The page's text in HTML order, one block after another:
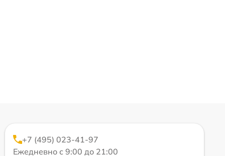
+7 (495) 023-41-97
Ежедневно с 9:00 до 21:00